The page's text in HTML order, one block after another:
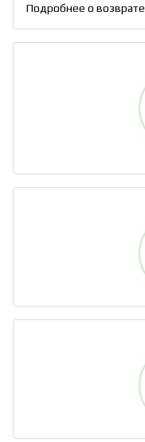
Подробнее о возврате